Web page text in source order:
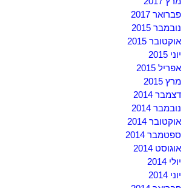
פברואר 2017
נובמבר 2015
אוקטובר 2015
יוני 2015
אפריל 2015
מרץ 2015
דצמבר 2014
נובמבר 2014
אוקטובר 2014
ספטמבר 2014
אוגוסט 2014
יולי 2014
יוני 2014